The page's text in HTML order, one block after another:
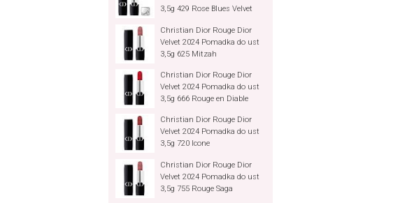
3,5g 429 Rose Blues Velvet
Christian Dior Rouge Dior
Velvet 2024 Pomadka do ust
3,5g 625 Mitzah
Christian Dior Rouge Dior
Velvet 2024 Pomadka do ust
3,5g 666 Rouge en Diable
Christian Dior Rouge Dior
Velvet 2024 Pomadka do ust
3,5g 720 Icone
Christian Dior Rouge Dior
Velvet 2024 Pomadka do ust
3,5g 755 Rouge Saga